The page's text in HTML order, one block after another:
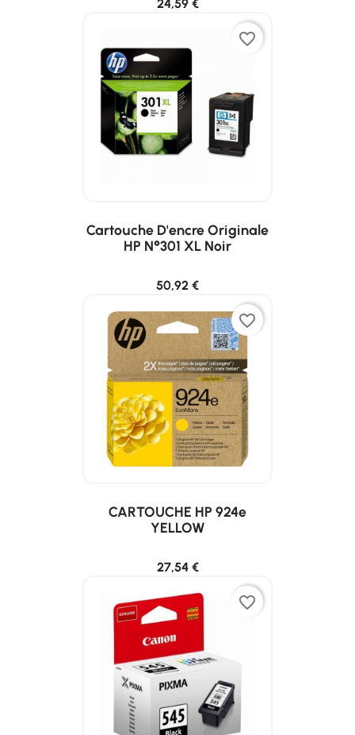
24,59 €
favorite_border
Cartouche D'encre Originale
HP N°301 XL Noir
50,92 €
favorite_border
CARTOUCHE HP 924e
YELLOW
27,54 €
favorite_border